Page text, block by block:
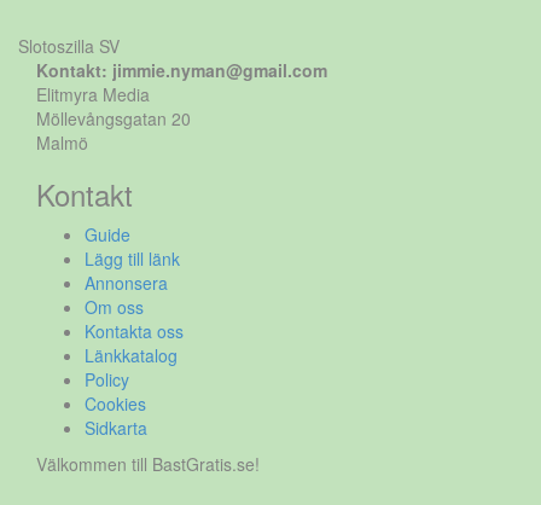
Slotoszilla SV
Kontakt: jimmie.nyman@gmail.com
Elitmyra Media
Möllevångsgatan 20
Malmö
Kontakt
Guide
Lägg till länk
Annonsera
Om oss
Kontakta oss
Länkkatalog
Policy
Cookies
Sidkarta
Välkommen till BastGratis.se!